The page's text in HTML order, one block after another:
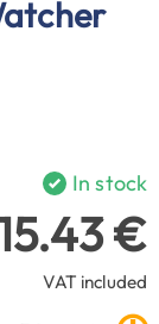
In stock
€
VAT included